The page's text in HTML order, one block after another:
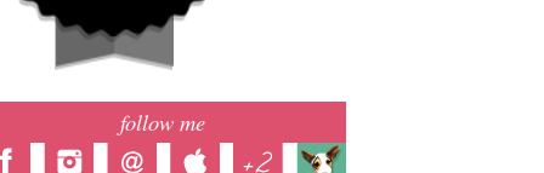
follow me